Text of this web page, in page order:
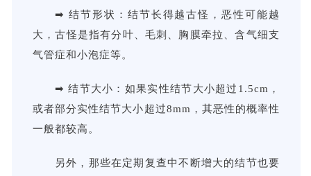
➡ 结节形状：结节长得越古怪，恶性可能越
大，古怪是指有分叶、毛刺、胸膜牵拉、含气细支
气管症和小泡症等。
➡ 结节大小：如果实性结节大小超过1.5cm，
或者部分实性结节大小超过8mm，其恶性的概率性
一般都较高。
另外，那些在定期复查中不断增大的结节也要